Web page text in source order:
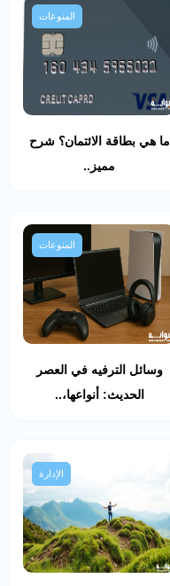
المنوعات
ما هي بطاقة الائتمان؟ شرح
مميز..
المنوعات
وسائل الترفيه في العصر
الحديث: أنواعها،..
الإدارة